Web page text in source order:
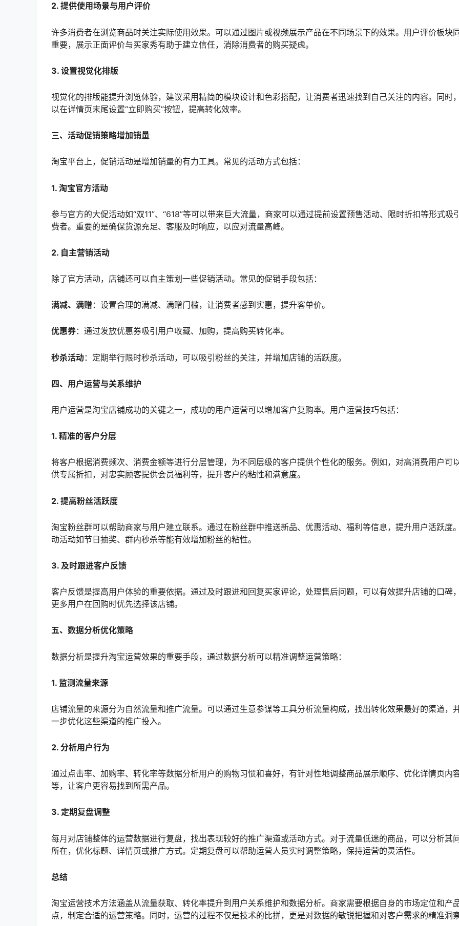
2. 提供使用场景与用户评价
许多消费者在浏览商品时关注实际使用效果。可以通过图片或视频展示产品在不同场景下的效果。用户评价板块
重要，展示正面评价与买家秀有助于建立信任，消除消费者的购买疑虑。
3. 设置视觉化排版
视觉化的排版能提升浏览体验，建议采用精简的模块设计和色彩搭配，让消费者迅速找到自己关注的内容。同时
以在详情页末尾设置“立即购买”按钮，提高转化效率。
三、活动促销策略增加销量
淘宝平台上，促销活动是增加销量的有力工具。常见的活动方式包括：
1. 淘宝官方活动
参与官方的大促活动如“双11”、“618”等可以带来巨大流量，商家可以通过提前设置预售活动、限时折扣等形式吸
费者。重要的是确保货源充足、客服及时响应，以应对流量高峰。
2. 自主营销活动
除了官方活动，店铺还可以自主策划一些促销活动。常见的促销手段包括：
满减、满赠 ：设置合理的满减、满赠门槛，让消费者感到实惠，提升客单价。
优惠券：通过发放优惠券吸引用户收藏、加购，提高购买转化率。
秒杀活动：定期举行限时秒杀活动，可以吸引粉丝的关注，并增加店铺的活跃度。
四、用户运营与关系维护
用户运营是淘宝店铺成功的关键之一，成功的用户运营可以增加客户复购率。用户运营技巧包括：
1. 精准的客户分层
将客户根据消费频次、消费金额等进行分层管理，为不同层级的客户提供个性化的服务。例如，对高消费用户可
供专属折扣，对忠实顾客提供会员福利等，提升客户的粘性和满意度。
2. 提高粉丝活跃度
淘宝粉丝群可以帮助商家与用户建立联系。通过在粉丝群中推送新品、优惠活动、福利等信息，提升用户活跃度
动活动如节日抽奖、群内秒杀等能有效增加粉丝的粘性。
3. 及时跟进客户反馈
客户反馈是提高用户体验的重要依据。通过及时跟进和回复买家评论，处理售后问题，可以有效提升店铺的口碑
更多用户在回购时优先选择该店铺。
五、数据分析优化策略
数据分析是提升淘宝运营效果的重要手段，通过数据分析可以精准调整运营策略：
1. 监测流量来源
店铺流量的来源分为自然流量和推广流量。可以通过生意参谋等工具分析流量构成，找出转化效果最好的渠道，
一步优化这些渠道的推广投入。
2. 分析用户行为
通过点击率、加购率、转化率等数据分析用户的购物习惯和喜好，有针对性地调整商品展示顺序、优化详情页内
等，让客户更容易找到所需产品。
3. 定期复盘调整
每月对店铺整体的运营数据进行复盘，找出表现较好的推广渠道或活动方式。对于流量低迷的商品，可以分析其
所在，优化标题、详情页或推广方式。定期复盘可以帮助运营人员实时调整策略，保持运营的灵活性。
总结
淘宝运营技术方法涵盖从流量获取、转化率提升到用户关系维护和数据分析。商家需要根据自身的市场定位和产
点，制定合适的运营策略。同时，运营的过程不仅是技术的比拼，更是对数据的敏锐把握和对客户需求的精准洞